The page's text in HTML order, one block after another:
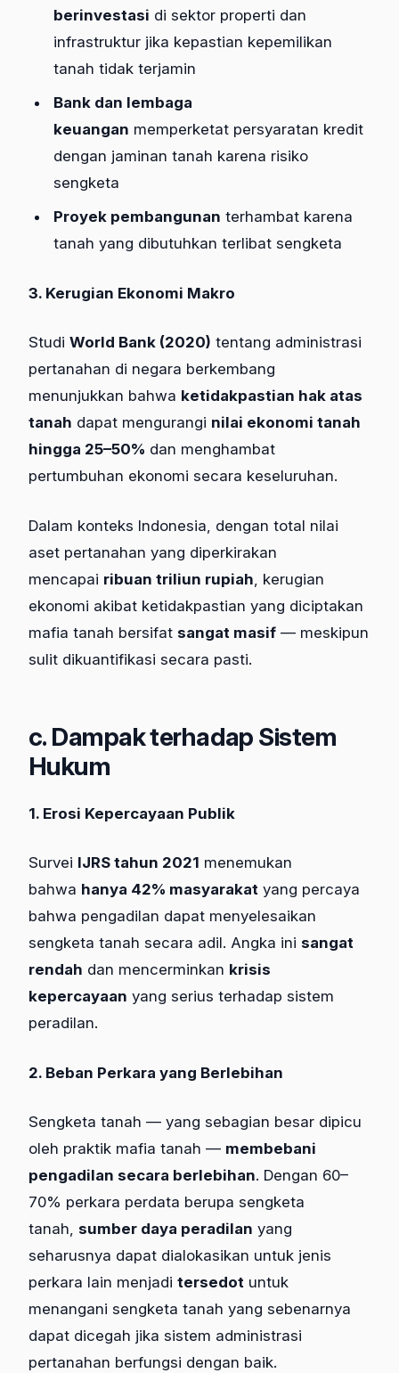
berinvestasi di sektor properti dan
infrastruktur jika kepastian kepemilikan
tanah tidak terjamin
Bank dan lembaga
keuangan memperketat persyaratan kredit
dengan jaminan tanah karena risiko
sengketa
Proyek pembangunan terhambat karena
tanah yang dibutuhkan terlibat sengketa
3. Kerugian Ekonomi Makro
Studi World Bank (2020) tentang administrasi
pertanahan di negara berkembang
menunjukkan bahwa ketidakpastian hak atas
tanah dapat mengurangi nilai ekonomi tanah
hingga 25–50% dan menghambat
pertumbuhan ekonomi secara keseluruhan.
Dalam konteks Indonesia, dengan total nilai
aset pertanahan yang diperkirakan
mencapai ribuan triliun rupiah , kerugian
ekonomi akibat ketidakpastian yang diciptakan
mafia tanah bersifat sangat masif — meskipun
sulit dikuantifikasi secara pasti.
c. Dampak terhadap Sistem
Hukum
1. Erosi Kepercayaan Publik
Survei IJRS tahun 2021 menemukan
bahwa hanya 42% masyarakat yang percaya
bahwa pengadilan dapat menyelesaikan
sengketa tanah secara adil. Angka ini sangat
rendah dan mencerminkan krisis
kepercayaan yang serius terhadap sistem
peradilan.
2. Beban Perkara yang Berlebihan
Sengketa tanah — yang sebagian besar dipicu
oleh praktik mafia tanah — membebani
pengadilan secara berlebihan. Dengan 60–
70% perkara perdata berupa sengketa
tanah, sumber daya peradilan yang
seharusnya dapat dialokasikan untuk jenis
perkara lain menjadi tersedot untuk
menangani sengketa tanah yang sebenarnya
dapat dicegah jika sistem administrasi
pertanahan berfungsi dengan baik.